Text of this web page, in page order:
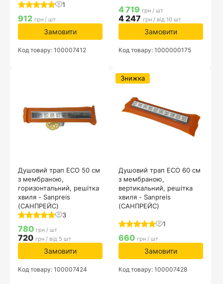
1
912 грн / шт
Замовити
Код товару: 100007412
4 719 грн / шт
4 247 грн / від 10 шт
Замовити
Код товару: 1000000175
Душовий трап ECO 50 см
з мембраною,
горизонтальний, решітка
хвиля - Sanpreis
(САНПРЕЙС)
3
780 грн / шт
720 грн / від 5 шт
Замовити
Код товару: 100007424
Душовий трап ECO 60 см
з мембраною,
вертикальний, решітка
хвиля - Sanpreis
(САНПРЕЙС)
1
Знижка
660 грн / шт
Замовити
Код товару: 100007428